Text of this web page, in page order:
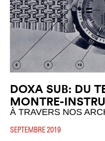
DOXA SUB: DU
MONTRE-
À TRAVERS NOS
SEPTEMBRE 2019